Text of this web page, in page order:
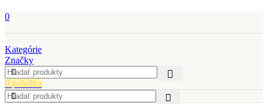
0
Kategórie
Značky
0 položka